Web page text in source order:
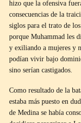
hizo que la ofensiva
consecuencias de la
siglos para el trato de
porque Muhammad les
y exiliando a mujeres y
podían vivir bajo
sino serían castigados.
Como resultado de la
estaba más puesto en
de Medina se había